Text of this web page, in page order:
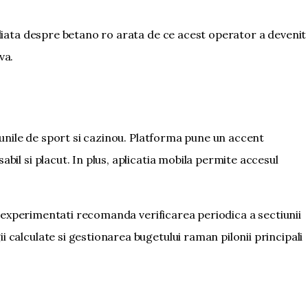
desprebetano ro arata de ce acest operator a devenit
de sport si cazinou. Platforma pune un accent
si placut. In plus, aplicatia mobila permite accesul
recomanda verificarea periodica a sectiunii
si gestionarea bugetului raman pilonii principali